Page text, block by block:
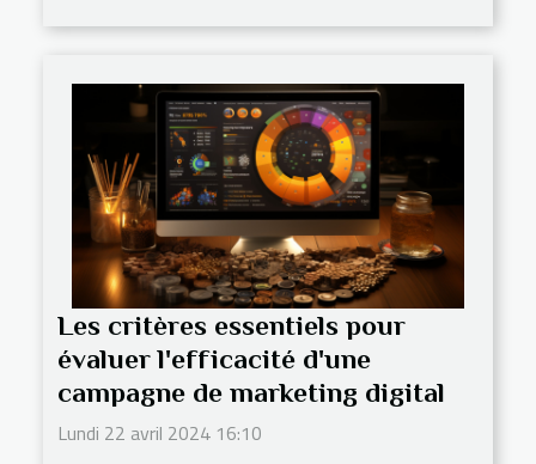
Les critères essentiels pour
évaluer l'efficacité d'une
campagne de marketing digital
Lundi 22 avril 2024 16:10